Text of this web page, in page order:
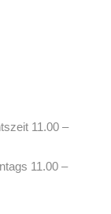
11.00 –
11.00 –